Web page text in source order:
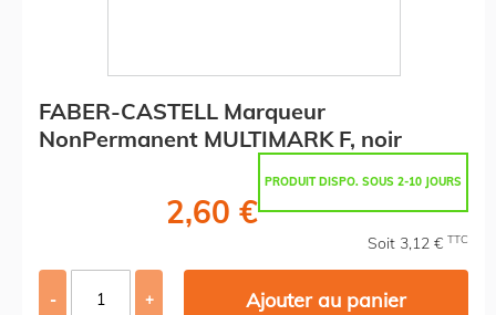
FABER-CASTELL Marqueur
NonPermanent MULTIMARK F, noir
PRODUIT DISPO. SOUS 2-10 JOURS
2,60 €
Soit 3,12 € TTC
- + Ajouter au panier